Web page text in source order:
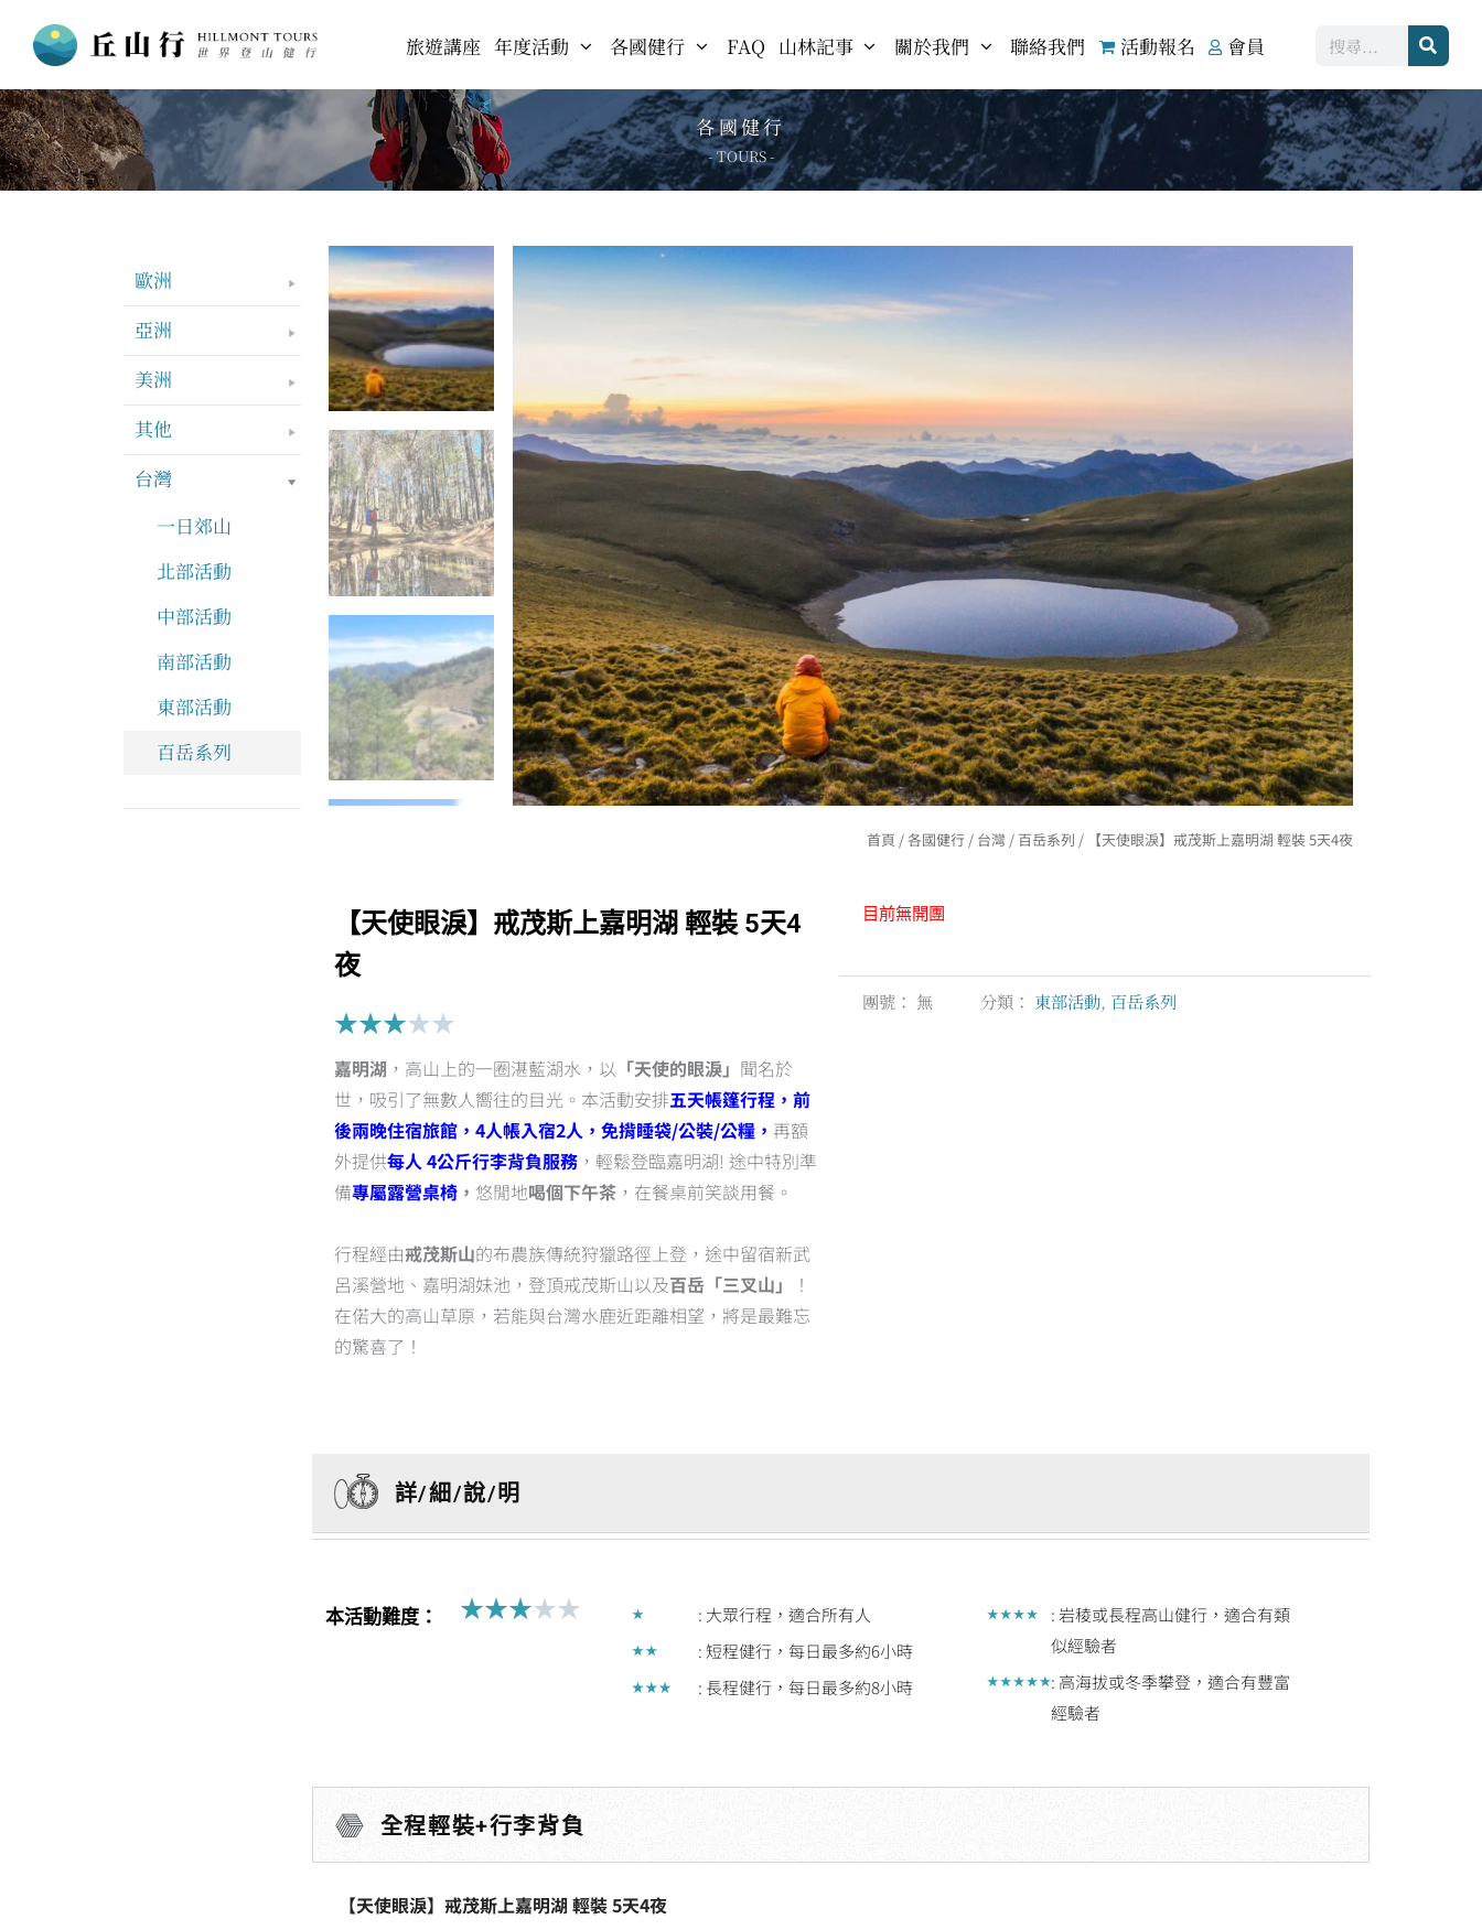
要
內
容
旅遊講座 年度活動 各國健行 FAQ 山林記事 關於我們 聯絡我們 活動報名 會員
搜
各國健行
- TOURS -
歐洲
亞洲
美洲
其他
台灣
一日郊山
北部活動
中部活動
南部活動
東部活動
百岳系列
首頁 /各國健行/ 台灣/ 百岳系列 / 【天使眼淚】戒茂斯上嘉明湖 輕裝 5天4夜
【天使眼淚】戒茂斯上嘉明湖 輕裝 5天4
夜
★★★★★Rated
out
of
5
嘉明湖 ，高山上的一圈湛藍湖水，以 「天使的眼淚」 聞名於
世，吸引了無數人嚮往的目光。本活動安排五天帳篷行程，前
後兩晚住宿旅館，4人帳入宿2人，免揹睡袋/公裝/公糧， 再額
外提供每人 4公斤行李背負服務，輕鬆登臨嘉明湖! 途中特別準
備專屬露營桌椅， 悠閒地喝個下午茶，在餐桌前笑談用餐。
行程經由戒茂斯山的布農族傳統狩獵路徑上登，途中留宿新武
呂溪營地、嘉明湖妹池，登頂戒茂斯山以及百岳「三叉山」
！
在偌大的高山草原，若能與台灣水鹿近距離相望，將是最難忘
的驚喜了！
目前無開團
團號： 無 分類： 東部活動, 百岳系列
詳/細/說/明
本活動難度： ★★★★★Rated
: 大眾行程，適合所有人
: 短程健行，每日最多約6小時
: 長程健行，每日最多約8小時
: 岩稜或長程高山健行，適合有類
似經驗者
: 高海拔或冬季攀登，適合有豐富
經驗者
全程輕裝+行李背負
【天使眼淚】戒茂斯上嘉明湖 輕裝 5天4夜